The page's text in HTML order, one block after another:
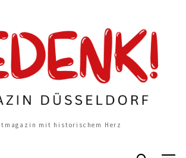
mit historischem Herz